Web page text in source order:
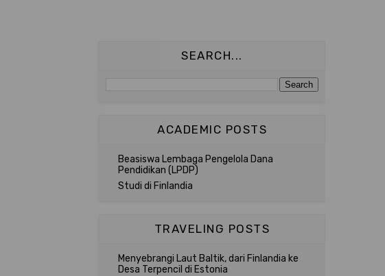
SEARCH...
ACADEMIC POSTS
Beasiswa Lembaga Pengelola Dana
Pendidikan (LPDP)
Studi di Finlandia
TRAVELING POSTS
Menyebrangi Laut Baltik, dari Finlandia ke
Desa Terpencil di Estonia